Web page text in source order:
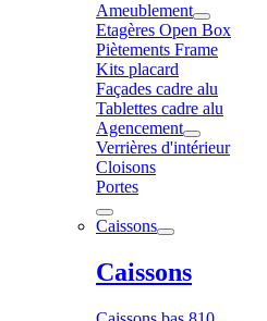
Ameublement
Etagères Open Box
Piètements Frame
Kits placard
Façades cadre alu
Tablettes cadre alu
Agencement
Verrières d'intérieur
Cloisons
Portes
Caissons
Caissons